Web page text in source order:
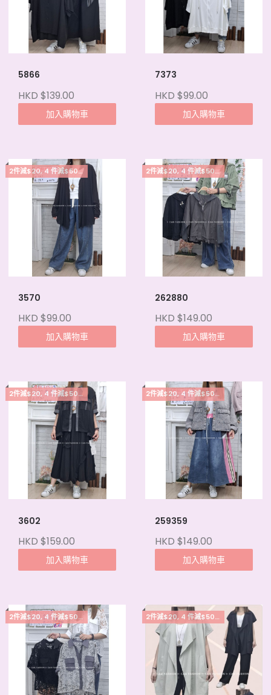
5866
HKD $139.00
加入購物車
7373
HKD $99.00
加入購物車
2件減$20, 4 件減$50, 5件起每件減$15
3570
HKD $99.00
加入購物車
2件減$20, 4 件減$50, 5件起每件減$15
262880
HKD $149.00
加入購物車
2件減$20, 4 件減$50, 5件起每件減$15
3602
HKD $159.00
加入購物車
2件減$20, 4 件減$50, 5件起每件減$15
259359
HKD $149.00
加入購物車
2件減$20, 4 件減$50, 5件起每件減$15 2件減$20, 4 件減$50, 5件起每件減$15